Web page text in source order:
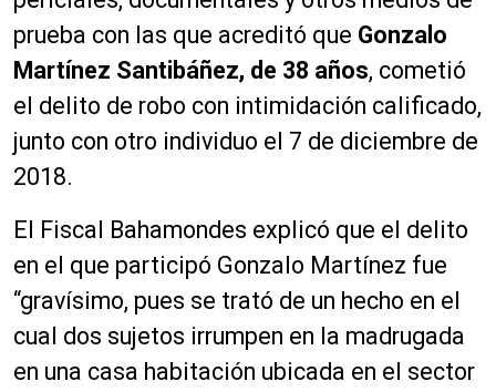
prueba con las que acreditó que Gonzalo
Martínez Santibáñez, de 38 años, cometió
el delito de robo con intimidación calificado,
junto con otro individuo el 7 de diciembre de
2018.
El Fiscal Bahamondes explicó que el delito
en el que participó Gonzalo Martínez fue
“gravísimo, pues se trató de un hecho en el
cual dos sujetos irrumpen en la madrugada
en una casa habitación ubicada en el sector